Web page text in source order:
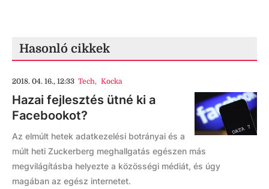
Hasonló cikkek
2018. 04. 16., 12:33 Tech, Kocka
Hazai fejlesztés ütné ki a
Facebookot?
Az elmúlt hetek adatkezelési botrányai és a
múlt heti Zuckerberg meghallgatás egészen más
megvilágításba helyezte a közösségi médiát, és úgy
magában az egész internetet.